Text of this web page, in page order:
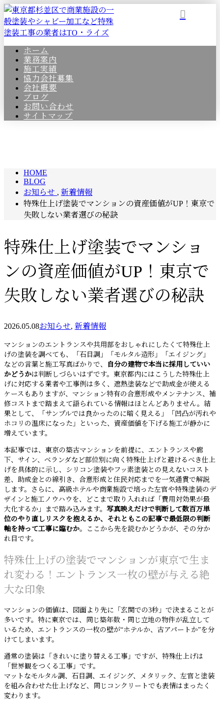
ホーム
業務案内
施工実績
協力会社募集
会社概要
ブログ
お問い合わせ
サイトマップ
HOME
BLOG
お知らせ , 新着情報
特殊仕上げ塗装でマンションの資産価値がUP！東京で
失敗しない業者選びの秘訣
特殊仕上げ塗装でマンショ
ンの資産価値がUP！東京で
失敗しない業者選びの秘訣
2026.05.08お知らせ, 新着情報
マンションのエントランスや共用部をおしゃれにしたくて特殊仕上
げの塗装を調べても、「石目調」「モルタル造形」「エイジング」
などの言葉と施工写真ばかりで、
自分の建物で本当に採用していい
かどうかは判断しづらいはずです。東京都内にはこうした特殊仕上
げに対応する業者や工事例は多く、遮熱塗装などで助成金が使える
ケースもありますが、マンション特有の合意形成やメンテナンス、補
修コストまで踏まえて語られている情報はほとんどありません。結
果として、「サンプルでは良かったのに暗く見える」「凹凸が汚れや
ホコリの温床になった」といった、資産価値を下げる施工が静かに
増えています。
本記事では、東京の築古マンションを前提に、エントランスや廊
下、サイン、ベランダなど部位別に向く特殊仕上げと避けるべき仕上
げを具体的に示し、シリコン塗装やフッ素塗装との見えないコスト
差、助成金との線引き、合意形成と住民対応までを一気通貫で解説
します。さらに、高級ホテルや商業施設で培った左官や特殊塗装のデ
ザインと施工ノウハウを、どこまで取り入れれば「費用対効果が最
大化するか」まで踏み込みます。 写真映えだけで判断して数百万単
位のやり直しリスクを抱えるか、それともこの記事で最低限の判断
軸を持って工事に臨むか。ここから先を読むかどうかが、その分か
れ目です。
特殊仕上げの塗装でマンションが東京で生ま
れ変わる！エントランス一枚の壁が与える絶
大な印象
マンションの価値は、図面より先に「玄関での3秒」で決まることが
多いです。特に東京では、同じ築年数・同じ立地の物件が乱立して
いるため、エントランスの一枚の壁が“ホテルか、古アパートか”を分
けてしまいます。
通常の塗装は「きれいに塗り替える工事」ですが、特殊仕上げは
「世界観をつくる工事」です。
マットなモルタル調、石目調、エイジング、メタリック、左官と塗装
を組み合わせた仕上げなど、同じコンクリートでも表情はまったく
変わります。